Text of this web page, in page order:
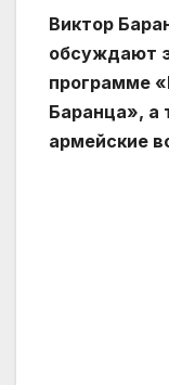
Виктор
обсуждают
программе
Баранца», а
армейские